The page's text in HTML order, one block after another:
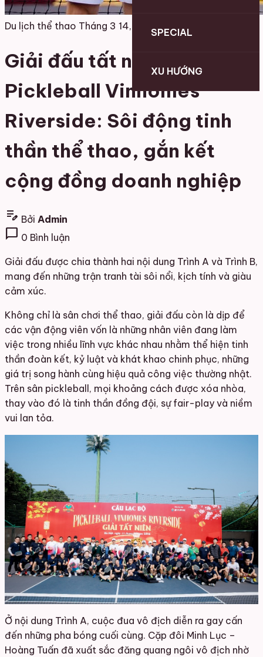
SPECIAL
XU HƯỚNG
Du lịch thể thao Tháng 3 14, 2026
Giải đấu tất niên
Pickleball Vinhomes
Riverside: Sôi động tinh
thần thể thao, gắn kết
cộng đồng doanh nghiệp
edit_note Bởi Admin
chat_bubble 0 Bình luận
Giải đấu được chia thành hai nội dung Trình A và Trình B,
mang đến những trận tranh tài sôi nổi, kịch tính và giàu
cảm xúc.
Không chỉ là sân chơi thể thao, giải đấu còn là dịp để
các vận động viên vốn là những nhân viên đang làm
việc trong nhiều lĩnh vực khác nhau nhằm thể hiện tinh
thần đoàn kết, kỷ luật và khát khao chinh phục, những
giá trị song hành cùng hiệu quả công việc thường nhật.
Trên sân pickleball, mọi khoảng cách được xóa nhòa,
thay vào đó là tinh thần đồng đội, sự fair-play và niềm
vui lan tỏa.
Ở nội dung Trình A, cuộc đua vô địch diễn ra gay cấn
đến những pha bóng cuối cùng. Cặp đôi Minh Lục –
Hoàng Tuấn đã xuất sắc đăng quang ngôi vô địch nhờ